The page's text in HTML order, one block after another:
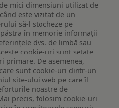
mici dimensiuni utilizat de
este vizitat de un
să-l stocheze pe
în memorie informații
dvs. de limbă sau
cookie-uri sunt setate
primare. De asemenea,
sunt cookie-uri dintr-un
site-ului web pe care îl
noastre de
precis, folosim cookie-uri